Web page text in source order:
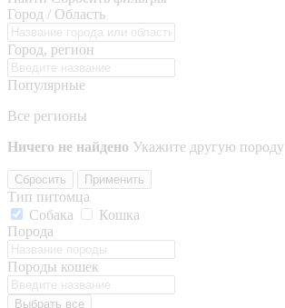
Город / Область
Город, регион
Популярные
Все регионы
Ничего не найдено Укажите другую породу
Сбросить Применить
Тип питомца
Собака
Кошка
Порода
Породы кошек
Выбрать все